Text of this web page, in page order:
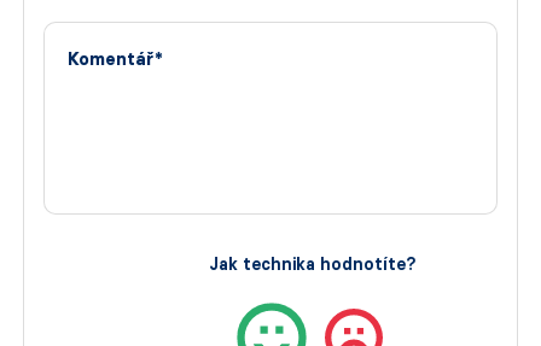
Komentář*
Jak technika hodnotíte?